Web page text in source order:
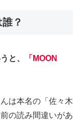
？
と、
「MOON
は本名の「佐々木
の読み間違いがあ